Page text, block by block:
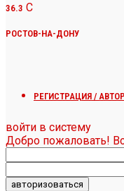
36.3 C
РОСТОВ-НА-ДОНУ
РЕГИСТРАЦИЯ /
войти в систему
Добро пожаловать!